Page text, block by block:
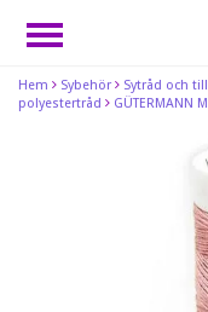
Hem Sybehör Sytråd och
polyestertråd
GÜTERMANN